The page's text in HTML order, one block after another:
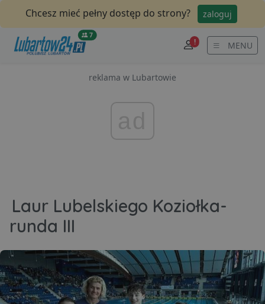
Chcesz mieć pełny dostęp do strony? zaloguj
7
! MENU
reklama w Lubartowie
Laur Lubelskiego Koziołka-
runda III